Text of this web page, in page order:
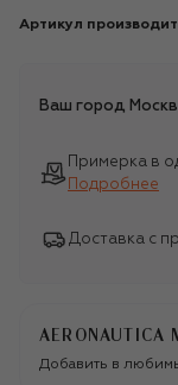
Артикул
Ваш город
Примерка в
Подробнее
Доставка с
AERONAUTICA
Добавить в